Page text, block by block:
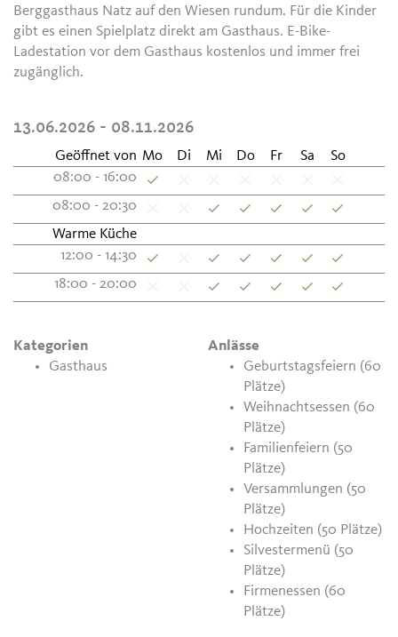
Berggasthaus Natz auf den Wiesen rundum. Für die Kinder
gibt es einen Spielplatz direkt am Gasthaus. E-Bike-
Ladestation vor dem Gasthaus kostenlos und immer frei
zugänglich.
13.06.2026 - 08.11.2026
Geöffnet von Mo Di Mi Do Fr Sa
So
08:00 - 16:00
08:00 - 20:30
Warme Küche
12:00 - 14:30
18:00 - 20:00
Kategorien
Gasthaus
Anlässe
Geburtstagsfeiern (60
Plätze)
Weihnachtsessen (60
Plätze)
Familienfeiern (50
Plätze)
Versammlungen (50
Plätze)
Hochzeiten (50 Plätze)
Silvestermenü (50
Plätze)
Firmenessen (60
Plätze)